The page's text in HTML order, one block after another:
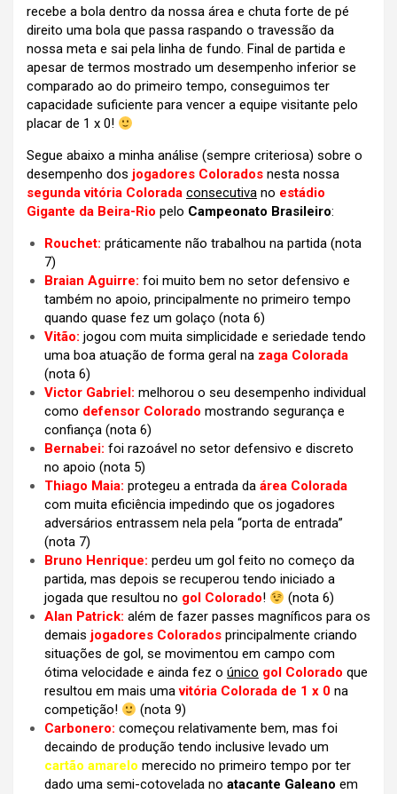
recebe a bola dentro da nossa área e chuta forte de pé
direito uma bola que passa raspando o travessão da
nossa meta e sai pela linha de fundo. Final de partida e
apesar de termos mostrado um desempenho inferior se
comparado ao do primeiro tempo, conseguimos ter
capacidade suficiente para vencer a equipe visitante pelo
placar de 1 x 0!
Segue abaixo a minha análise (sempre criteriosa) sobre o
desempenho dos jogadores Colorados nesta nossa
segunda vitória Colorada consecutiva no estádio
Gigante da Beira-Rio pelo Campeonato Brasileiro:
Rouchet: práticamente não trabalhou na partida (nota
7)
Braian Aguirre: foi muito bem no setor defensivo e
também no apoio, principalmente no primeiro tempo
quando quase fez um golaço (nota 6)
Vitão: jogou com muita simplicidade e seriedade tendo
uma boa atuação de forma geral na zaga Colorada
(nota 6)
Victor Gabriel: melhorou o seu desempenho individual
como defensor Colorado mostrando segurança e
confiança (nota 6)
Bernabei: foi razoável no setor defensivo e discreto
no apoio (nota 5)
Thiago Maia: protegeu a entrada da área Colorada
com muita eficiência impedindo que os jogadores
adversários entrassem nela pela “porta de entrada”
(nota 7)
Bruno Henrique: perdeu um gol feito no começo da
partida, mas depois se recuperou tendo iniciado a
jogada que resultou no gol Colorado!
(nota 6)
Alan Patrick: além de fazer passes magníficos para os
demais jogadores Colorados principalmente criando
situações de gol, se movimentou em campo com
ótima velocidade e ainda fez o único gol Colorado que
resultou em mais umavitória Colorada de 1 x 0 na
competição!
(nota 9)
Carbonero: começou relativamente bem, mas foi
decaindo de produção tendo inclusive levado um
cartão amarelo merecido no primeiro tempo por ter
dado uma semi-cotovelada no atacante Galeano em